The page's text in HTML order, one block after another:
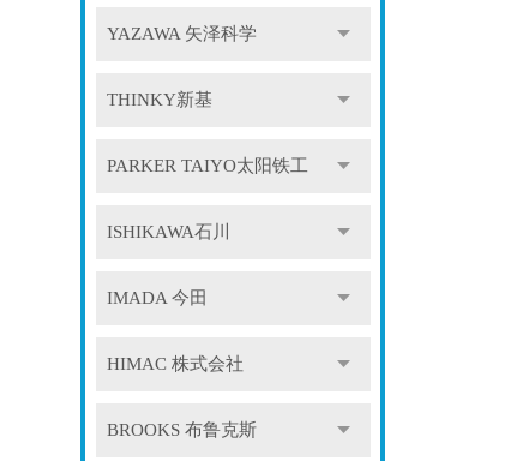
YAZAWA 矢泽科学
THINKY新基
PARKER TAIYO太阳铁工
ISHIKAWA石川
IMADA 今田
HIMAC 株式会社
BROOKS 布鲁克斯